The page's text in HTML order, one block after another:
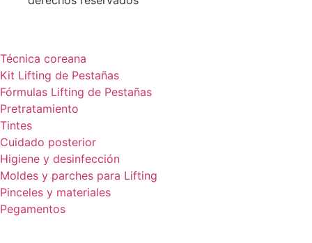
Técnica coreana
Kit Lifting de Pestañas
Fórmulas Lifting de Pestañas
Pretratamiento
Tintes
Cuidado posterior
Higiene y desinfección
Moldes y parches para Lifting
Pinceles y materiales
Pegamentos